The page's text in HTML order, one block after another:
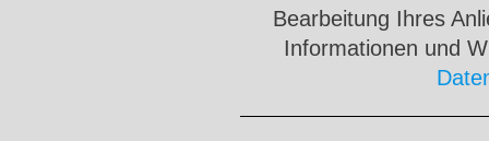
Bearbeitung Ihres
Informationen und